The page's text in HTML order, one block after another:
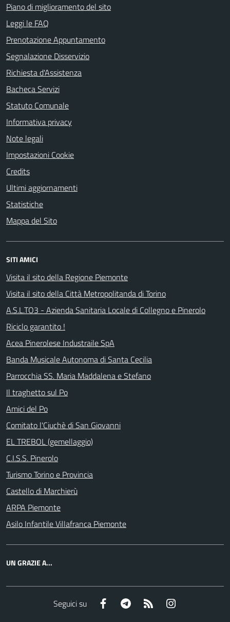
Piano di miglioramento del sito
Leggi le FAQ
Prenotazione Appuntamento
Segnalazione Disservizio
Richiesta d'Assistenza
Bacheca Servizi
Statuto Comunale
Informativa privacy
Note legali
Impostazioni Cookie
Credits
Ultimi aggiornamenti
Statistiche
Mappa del Sito
SITI AMICI
Visita il sito della Regione Piemonte
Visita il sito della Città Metropolitanda di Torino
A.S.L.TO3 - Azienda Sanitaria Locale di Collegno e Pinerolo
Riciclo garantito !
Acea Pinerolese Industraile SpA
Banda Musicale Autonoma di Santa Cecilia
Parrocchia SS. Maria Maddalena e Stefano
Il traghetto sul Po
Amici del Po
Comitato l'Ciuchè di San Giovanni
EL TREBOL (gemellaggio)
C.I.S.S. Pinerolo
Turismo Torino e Provincia
Castello di Marchierù
ARPA Piemonte
Asilo Infantile Villafranca Piemonte
UN GRAZIE A...
Seguici su Facebook Telegram RSS